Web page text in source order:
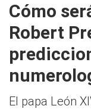
Cómo
Robert
El papa León